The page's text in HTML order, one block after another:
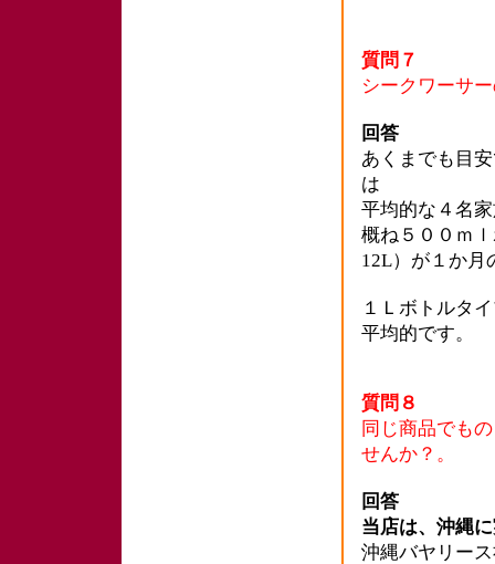
質問７
シークワーサ
回答
あくまでも目
は
平均的な４名
概ね５００ｍ
12L）が１か月
１Ｌボトルタ
平均的です。
質問８
同じ商品でも
せんか？。
回答
当店は、沖縄
沖縄バヤリー